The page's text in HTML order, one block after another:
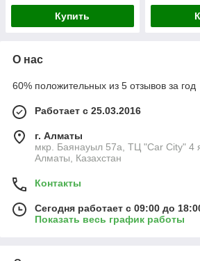
Купить
О нас
60% положительных из 5 отзывов за год
Работает с 25.03.2016
г. Алматы
мкр. Баянауыл 57а, ТЦ "Car Сity" 4
Алматы, Казахстан
Контакты
Сегодня работает с 09:00 до
Показать весь график работы